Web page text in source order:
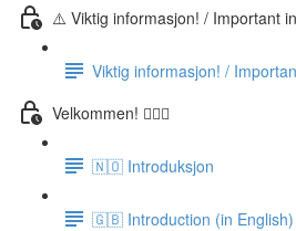
⚠️ Viktig informasjon! / Important
Viktig informasjon! /
Velkommen! 🙋🏼‍♂️
🇳🇴 Introduksjon
🇬🇧 Introduction (in English)